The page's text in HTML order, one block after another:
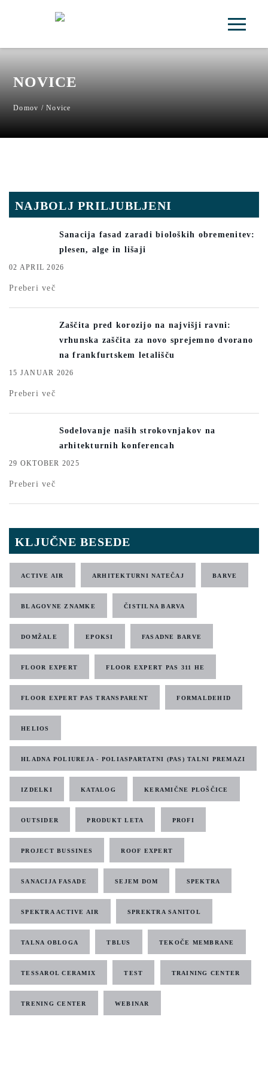
NOVICE
Domov /Novice
NAJBOLJ PRILJUBLJENI
Sanacija fasad zaradi bioloških obremenitev:
plesen, alge in lišaji
02 APRIL 2026
Preberi več
Zaščita pred korozijo na najvišji ravni:
vrhunska zaščita za novo sprejemno dvorano
na frankfurtskem letališču
15 JANUAR 2026
Preberi več
Sodelovanje naših strokovnjakov na
arhitekturnih konferencah
29 OKTOBER 2025
Preberi več
KLJUČNE BESEDE
ACTIVE AIR ARHITEKTURNI NATEČAJ BARVE
BLAGOVNE ZNAMKE ČISTILNA BARVA
DOMŽALE EPOKSI FASADNE BARVE
FLOOR EXPERT FLOOR EXPERT PAS 311 HE
FLOOR EXPERT PAS TRANSPARENT FORMALDEHID
HELIOS
HLADNA POLIUREJA - POLIASPARTATNI (PAS) TALNI PREMAZI
IZDELKI KATALOG KERAMIČNE PLOŠČICE
OUTSIDER PRODUKT LETA PROFI
PROJECT BUSSINES ROOF EXPERT
SANACIJA FASADE SEJEM DOM SPEKTRA
SPEKTRA ACTIVE AIR SPREKTRA SANITOL
TALNA OBLOGA TBLUS TEKOČE MEMBRANE
TESSAROL CERAMIX TEST TRAINING CENTER
TRENING CENTER WEBINAR